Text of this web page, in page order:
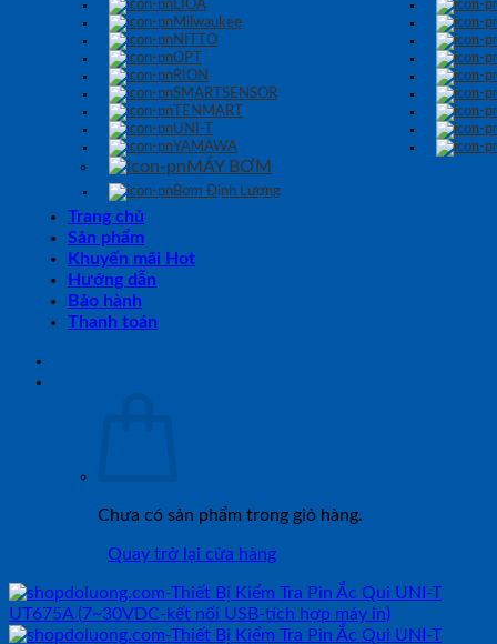
LIOA
Milwaukee
NITTO
OPT
RION
SMARTSENSOR
TENMART
UNI-T
YAMAWA
MÁY BƠM
Bơm Định Lượng
Trang chủ
Sản phẩm
Khuyến mãi Hot
Hướng dẫn
Bảo hành
Thanh toán
Chưa có sản phẩm trong giỏ hàng.
Quay trở lại cửa hàng